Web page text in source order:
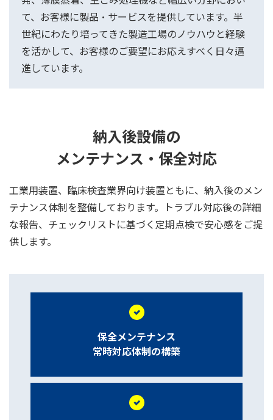
て、お客様に製品・サービスを提供しています。半
世紀にわたり培ってきた製造工場のノウハウと経験
を活かして、お客様のご要望にお応えすべく日々邁
進しています。
納入後設備の
メンテナンス・保全対応
工業用装置、臨床検査業界向け装置ともに、納入後のメン
テナンス体制を整備しております。トラブル対応後の詳細
な報告、チェックリストに基づく定期点検で安心感をご提
供します。
保全メンテナンス
常時対応体制の構築